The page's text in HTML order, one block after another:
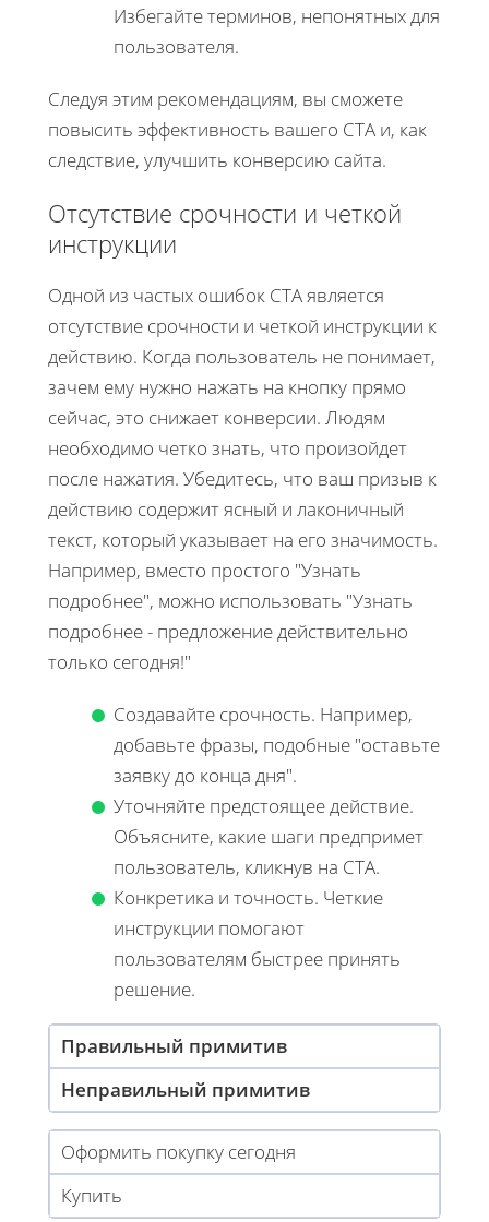
Избегайте терминов, непонятных для
пользователя.
Следуя этим рекомендациям, вы сможете
повысить эффективность вашего CTA и, как
следствие, улучшить конверсию сайта.
Отсутствие срочности и четкой
инструкции
Одной из частых ошибок CTA является
отсутствие срочности и четкой инструкции к
действию. Когда пользователь не понимает,
зачем ему нужно нажать на кнопку прямо
сейчас, это снижает конверсии. Людям
необходимо четко знать, что произойдет
после нажатия. Убедитесь, что ваш призыв к
действию содержит ясный и лаконичный
текст, который указывает на его значимость.
Например, вместо простого "Узнать
подробнее", можно использовать "Узнать
подробнее - предложение действительно
только сегодня!"
Создавайте срочность. Например,
добавьте фразы, подобные "оставьте
заявку до конца дня".
Уточняйте предстоящее действие.
Объясните, какие шаги предпримет
пользователь, кликнув на CTA.
Конкретика и точность. Четкие
инструкции помогают
пользователям быстрее принять
решение.
Правильный примитив
Неправильный примитив
Оформить покупку сегодня
Купить